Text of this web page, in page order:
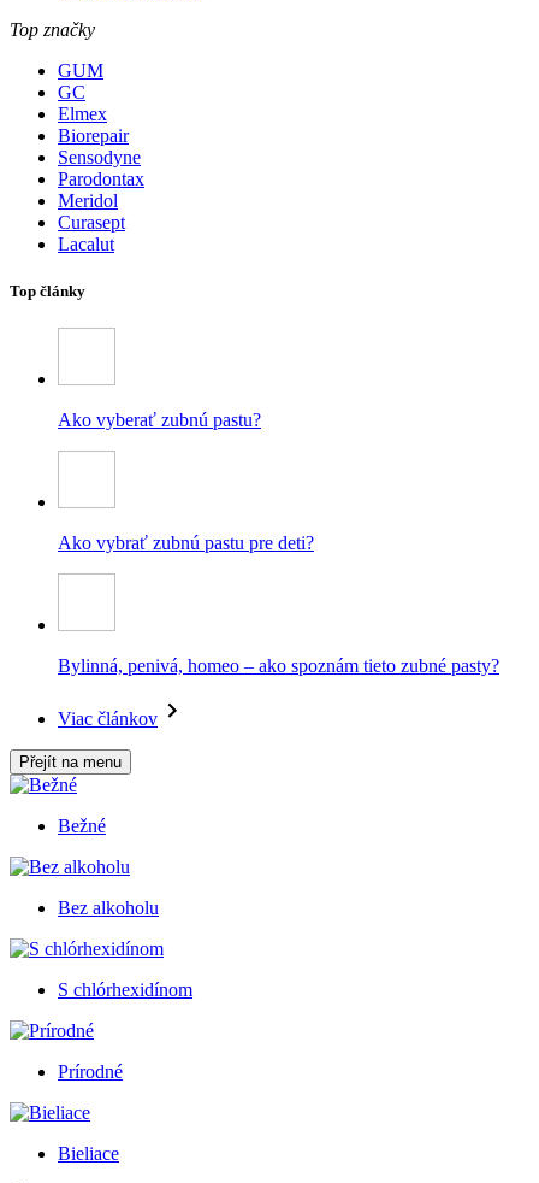
Top značky
GUM
GC
Elmex
Biorepair
Sensodyne
Parodontax
Meridol
Curasept
Lacalut
Top články
Ako vyberať zubnú pastu?
Ako vybrať zubnú pastu pre deti?
Bylinná, penivá, homeo – ako spoznám tieto zubné pasty?
Viac článkov
Přejít na menu
Bežné
Bez alkoholu
S chlórhexidínom
Prírodné
Bieliace